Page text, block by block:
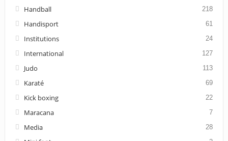
Handball 218
Handisport 61
Institutions 24
International 127
Judo 113
Karaté 69
Kick boxing 22
Maracana 7
Media 28